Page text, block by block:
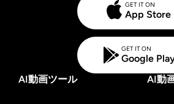
GET IT ON
App Store
GET IT ON
Google
AI動画ツール
AI動